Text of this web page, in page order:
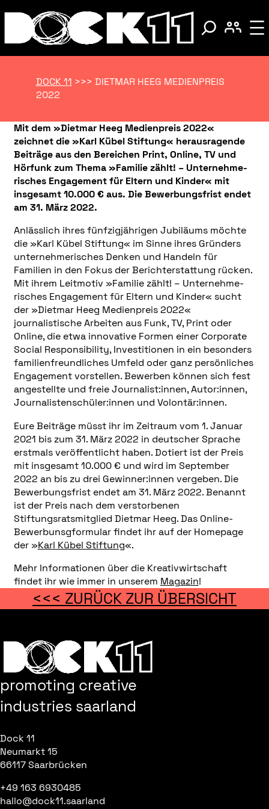
DOCK 11 >>> DIETMAR HEEG MEDIENPREIS
2022
Mit dem »Dietmar Heeg Medienpreis 2022«
zeichnet die »Karl Kübel Stiftung« herausragende
Beiträge aus den Bereichen Print, Online, TV und
Hörfunk zum Thema »Familie zählt! – Unternehme­
risches Engagement für Eltern und Kinder« mit
insgesamt 10.000 € aus. Die Bewerbungsfrist endet
am 31. März 2022.
Anlässlich ihres fünfzigjährigen Jubiläums möchte
die »Karl Kübel Stiftung« im Sinne ihres Gründers
unternehmerisches Denken und Handeln für
Familien in den Fokus der Berichterstattung rücken.
Mit ihrem Leitmotiv »Familie zählt! – Unternehme­
risches Engagement für Eltern und Kinder« sucht
der »Dietmar Heeg Medienpreis 2022«
journalistische Arbeiten aus Funk, TV, Print oder
Online, die etwa innovative Formen einer Corporate
Social Responsibility, Investitionen in ein besonders
familienfreundliches Umfeld oder ganz persönliches
Engagement vorstellen. Bewerben können sich fest
angestellte und freie Journalist:innen, Autor:innen,
Journalistenschüler:innen und Volontär:innen.
Eure Beiträge müsst ihr im Zeitraum vom 1. Januar
2021 bis zum 31. März 2022 in deutscher Sprache
erstmals veröffentlicht haben. Dotiert ist der Preis
mit insgesamt 10.000 € und wird im September
2022 an bis zu drei Gewinner:innen vergeben. Die
Bewerbungsfrist endet am 31. März 2022. Benannt
ist der Preis nach dem verstorbenen
Stiftungsratsmitglied Dietmar Heeg. Das Online-
Bewerbunsgformular findet ihr auf der Homepage
der »Karl Kübel Stiftung«.
Mehr Informationen über die Kreativwirtschaft
findet ihr wie immer in unserem Magazin!
<<< ZURÜCK ZUR ÜBERSICHT
promoting creative
industries saarland
Dock 11
Neumarkt 15
66117 Saarbrücken
+49 163 6930485
hallo@dock11.saarland